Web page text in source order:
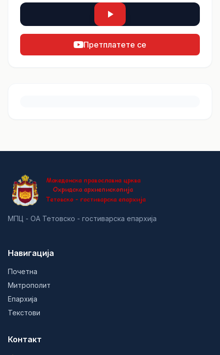
Претплатете се
МПЦ - ОА Тетовско - гостиварска епархија
Навигација
Почетна
Митрополит
Епархија
Текстови
Контакт